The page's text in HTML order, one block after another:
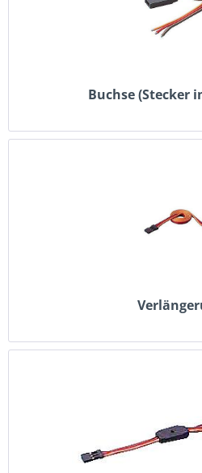
Buchse (Stecker